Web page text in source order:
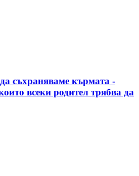
съхраняваме кърмата -
всеки родител трябва да